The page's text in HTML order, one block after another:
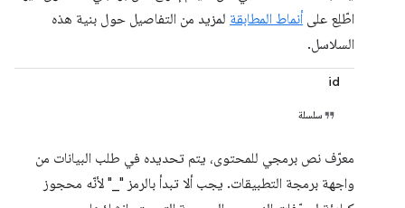
اطّلِع على أنماط المطابقة لمزيد من التفاصيل حول بنية هذه
السلاسل.
id
سلسلة
معرّف نص برمجي للمحتوى، يتم تحديده في طلب البيانات من
واجهة برمجة التطبيقات. يجب ألا تبدأ بالرمز "_" لأنّه محجوز